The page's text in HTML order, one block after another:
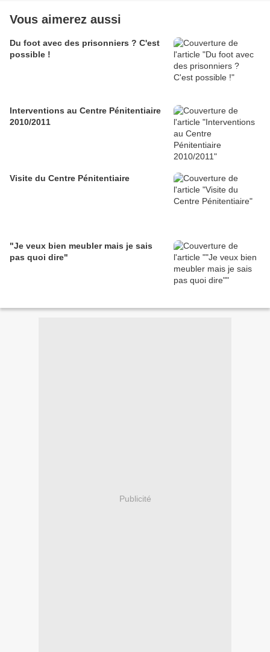
Vous aimerez aussi
Du foot avec des prisonniers ? C'est
possible !
Interventions au Centre Pénitentiaire
2010/2011
Visite du Centre Pénitentiaire
"Je veux bien meubler mais je sais
pas quoi dire"
Publicité